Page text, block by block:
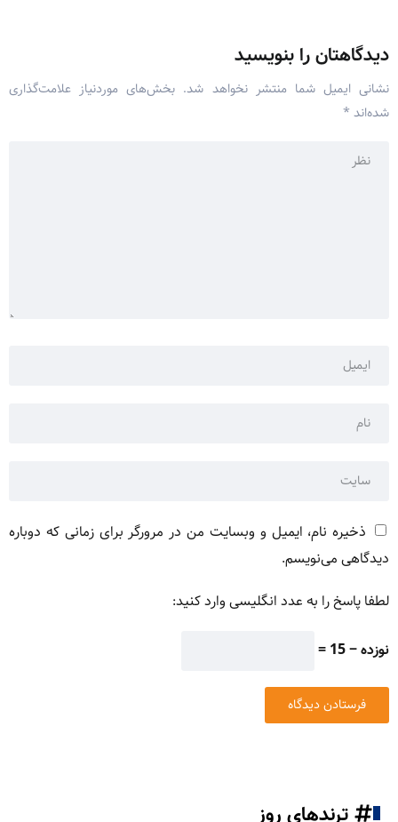
دیدگاهتان را بنویسید
نشانی ایمیل شما منتشر نخواهد شد. بخش‌های موردنیاز علامت‌گذاری
شده‌اند *
ذخیره نام، ایمیل و وبسایت من در مرورگر برای زمانی که دوباره
دیدگاهی می‌نویسم.
لطفا پاسخ را به عدد انگلیسی وارد کنید:
نوزده − 15 =
ترندهای روز